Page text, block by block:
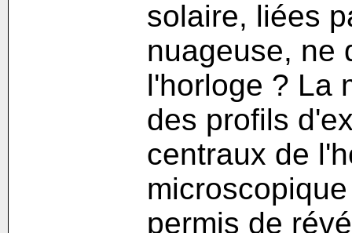
solaire, liées
nuageuse, ne
l'horloge ? La
des profils
centraux de
permis de